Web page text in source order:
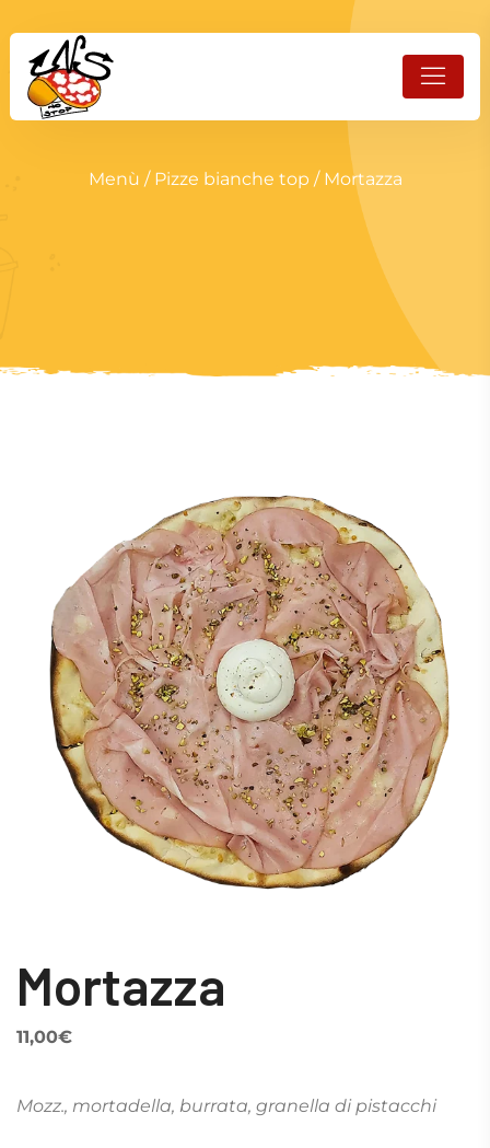
Menù / Pizze bianche top / Mortazza
Mortazza
11,00€
Mozz., mortadella, burrata, granella di pistacchi